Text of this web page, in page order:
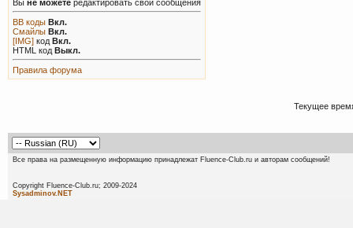
Вы не можете редактировать свои сообщения
BB коды Вкл.
Смайлы Вкл.
[IMG] код Вкл.
HTML код Выкл.
Правила форума
Текущее
Все права на размещенную информацию принадлежат Fluence-Club.ru и авторам сообщений!
Copyright Fluence-Club.ru;
Sysadminov.NET